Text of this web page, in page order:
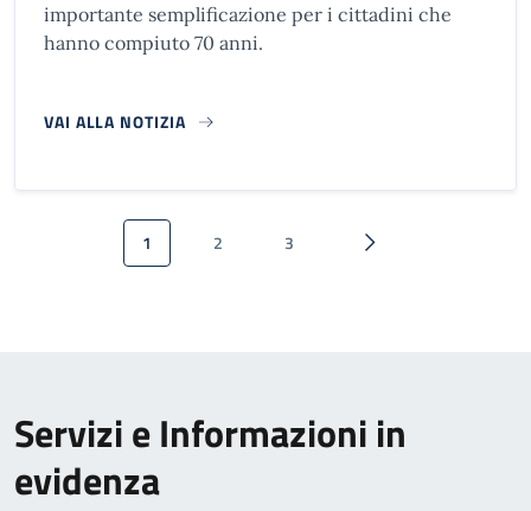
importante semplificazione per i cittadini che
hanno compiuto 70 anni.
VAI ALLA NOTIZIA
Paginazione
Pagina attuale
1 Pagina
2 Pagina
3 Pagina successiva
Servizi e Informazioni in
evidenza